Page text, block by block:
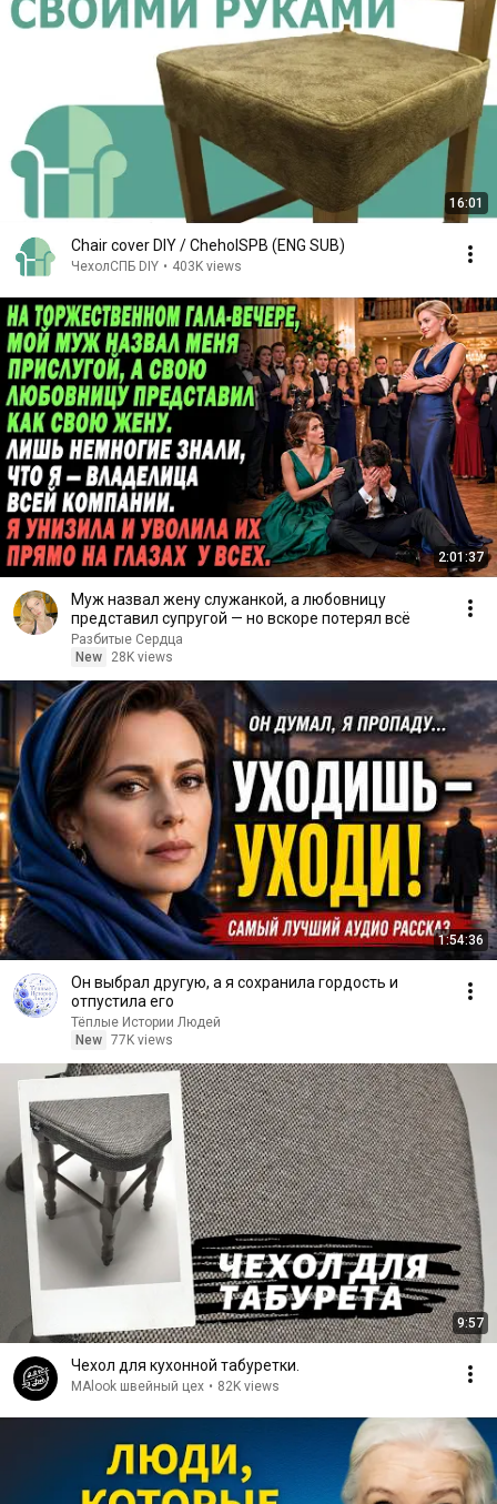
16:01
Chair cover DIY / CheholSPB (ENG SUB)
ЧехолСПБ DIY • 403K views
2:01:37
Муж назвал жену служанкой, а любовницу
представил супругой — но вскоре потерял всё
Разбитые Сердца
New
28K views
1:54:36
Он выбрал другую, а я сохранила гордость и
отпустила его
Тёплые Истории Людей
New 77K views
9:57
Чехол для кухонной табуретки.
MAlook швейный цех • 82K views